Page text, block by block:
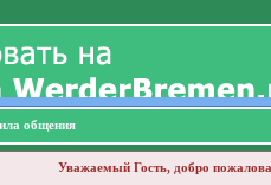
общения
Уважаемый Гость, добро